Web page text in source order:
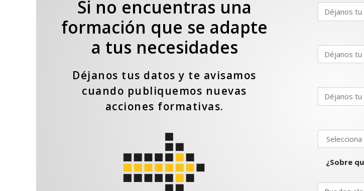
Si no encuentras una
formación que se adapte
a tus necesidades
Déjanos tus datos y te avisamos
cuando publiquemos nuevas
acciones formativas.